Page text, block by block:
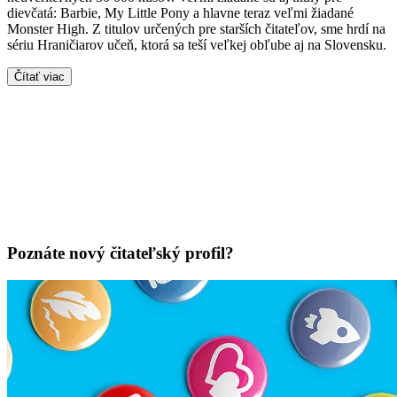
dievčatá: Barbie, My Little Pony a hlavne teraz veľmi žiadané
Monster High. Z titulov určených pre starších čitateľov, sme hrdí na
sériu Hraničiarov učeň, ktorá sa teší veľkej obľube aj na Slovensku.
Čítať viac
Poznáte nový čitateľský profil?